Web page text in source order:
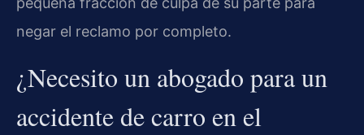
negar el reclamo por completo.
¿Necesito un abogado para un
accidente de carro en el